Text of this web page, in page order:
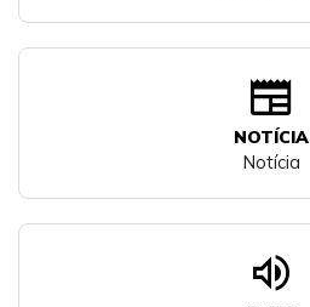
newspaper
NOTÍCIA
Notícia
volume_up